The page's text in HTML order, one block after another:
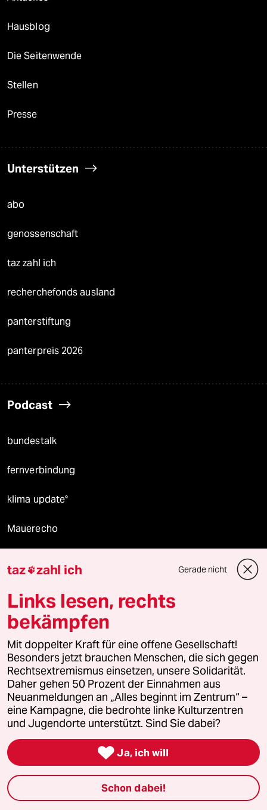
Hausblog
Die Seitenwende
Stellen
Presse
Unterstützen
abo
genossenschaft
taz zahl ich
recherchefonds ausland
panterstiftung
panterpreis 2026
Podcast
bundestalk
fernverbindung
klima update°
Mauerecho
Newsletter
team zukunft
taz frisch
taz lab Infobrief
taz zahl ich Gerade nicht
Links lesen, rechts
bekämpfen
Mit doppelter Kraft für eine offene Gesellschaft!
Besonders jetzt brauchen Menschen, die sich gegen
Rechtsextremismus einsetzen, unsere Solidarität.
Daher gehen 50 Prozent der Einnahmen aus
Neuanmeldungen an „Alles beginnt im Zentrum“ –
eine Kampagne, die bedrohte linke Kulturzentren
und Jugendorte unterstützt. Sind Sie dabei?
 Ja, ich will
Schon dabei!